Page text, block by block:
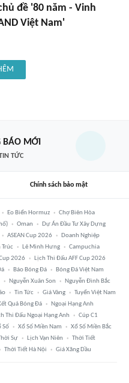
đề '80 năm - Vinh
Việt Nam'
BÁO MỚI
TỨC
Chính sách bảo mật
Eo Biển Hormuz
Chợ Biên Hòa
Oman
Dự Án Đầu Tư Xây Dựng
ASEAN Cup 2026
Doanh Nghiệp
Trúc Lê Minh Hưng
Campuchia
2026
Lịch Thi Đấu AFF Cup 2026
Báo Bóng Đá
Bóng Đá Việt Nam
Nguyễn Xuân Son
Nguyễn Đình Bắc
Tin Tức Giá Vàng
Tuyển Việt Nam
Quả Bóng Đá
Ngoại Hạng Anh
Thi Đấu Ngoại Hạng Anh
Cúp C1
Số Xổ Số Miền Nam
Xổ Số Miền Bắc
Sự Lịch Vạn Niên
Thời Tiết
Thời Tiết Hà Nội Giá Xăng Dầu